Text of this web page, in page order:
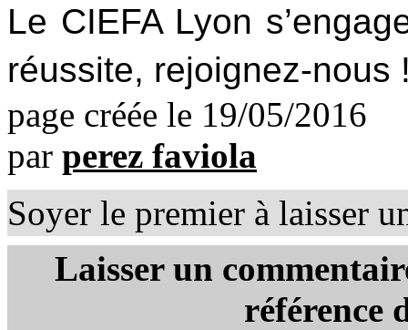
Le CIEFA Lyon
réussite, rejoignez-nous
page créée le 19/05/2016
par perez faviola
Soyer le premier à laisser
Laisser un
référence